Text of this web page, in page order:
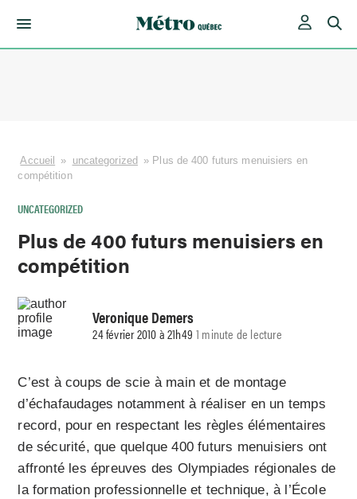
Accueil » uncategorized » Plus de 400 futurs menuisiers en
compétition
UNCATEGORIZED
Plus de 400 futurs menuisiers en
compétition
Veronique Demers
24 février 2010 à 21h49 1 minute de lecture
C’est à coups de scie à main et de montage
d’échafaudages notamment à réaliser en un temps
record, pour en respectant les règles élémentaires
de sécurité, que quelque 400 futurs menuisiers ont
affronté les épreuves des Olympiades régionales de
la formation professionnelle et technique, à l’École